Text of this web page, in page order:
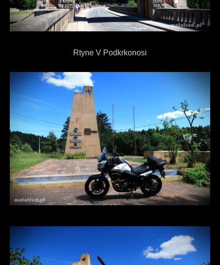
Rtyne V Podkrkonosi